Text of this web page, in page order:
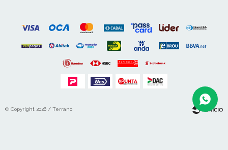
© Copyright 2026 / Terrano